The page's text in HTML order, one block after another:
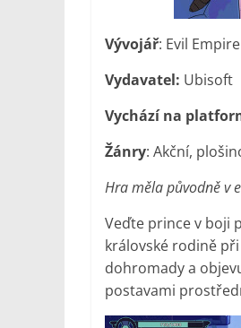
Vývojář: Evil Empire
Vydavatel: Ubisoft
Vychází na
Žánry: Akční,
Hra měla původně v
Veďte prince v boji
královské rodině
dohromady a
postavami